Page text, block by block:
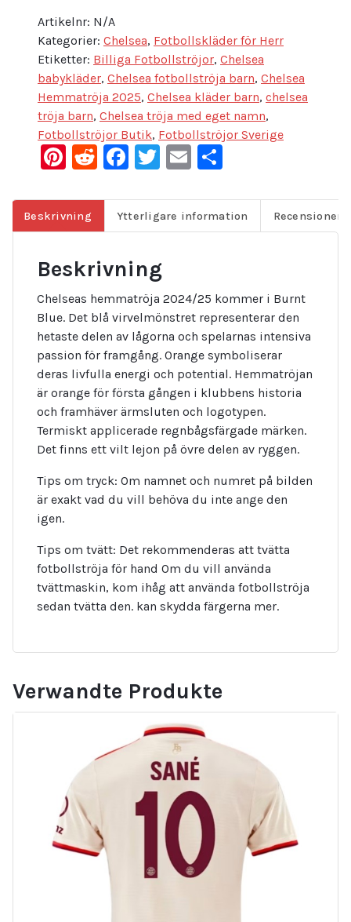
Artikelnr: N/A
Kategorier: Chelsea, Fotbollskläder för Herr
Etiketter: Billiga Fotbollströjor, Chelsea
babykläder, Chelsea fotbollströja barn, Chelsea
Hemmatröja 2025, Chelsea kläder barn, chelsea
tröja barn, Chelsea tröja med eget namn,
Fotbollströjor Butik, Fotbollströjor Sverige
Pinterest
Reddit
Facebook
Twitter
Email
Beskrivning Ytterligare information Recensioner
Beskrivning
Chelseas hemmatröja 2024/25 kommer i Burnt
Blue. Det blå virvelmönstret representerar den
hetaste delen av lågorna och spelarnas intensiva
passion för framgång. Orange symboliserar
deras livfulla energi och potential. Hemmatröjan
är orange för första gången i klubbens historia
och framhäver ärmsluten och logotypen.
Termiskt applicerade regnbågsfärgade märken.
Det finns ett vilt lejon på övre delen av ryggen.
Tips om tryck: Om namnet och numret på bilden
är exakt vad du vill behöva du inte ange den
igen.
Tips om tvätt: Det rekommenderas att tvätta
fotbollströja för hand Om du vill använda
tvättmaskin, kom ihåg att använda fotbollströja
sedan tvätta den. kan skydda färgerna mer.
Verwandte Produkte